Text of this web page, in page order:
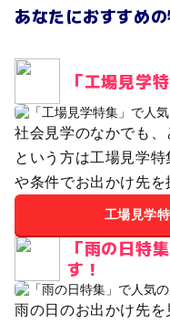
あなたにおすすめ
「工場見学
社会見学のなかでも
という方は工場見学
や条件でお出かけ先を
工場見学
「雨の日特
す！
雨の日のお出かけ先